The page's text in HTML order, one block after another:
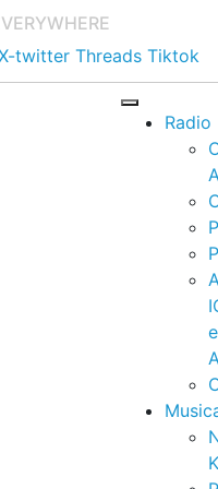
twitter Threads Tiktok
Radio
e